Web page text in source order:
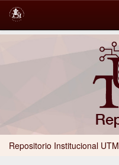
Repositorio Institucional UTM